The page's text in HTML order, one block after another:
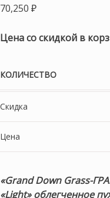
70,250 ₽
Цена со скидкой в
КОЛИЧЕСТВО
Скидка
Цена
«Grand Down Grass-
«Light»облегченное